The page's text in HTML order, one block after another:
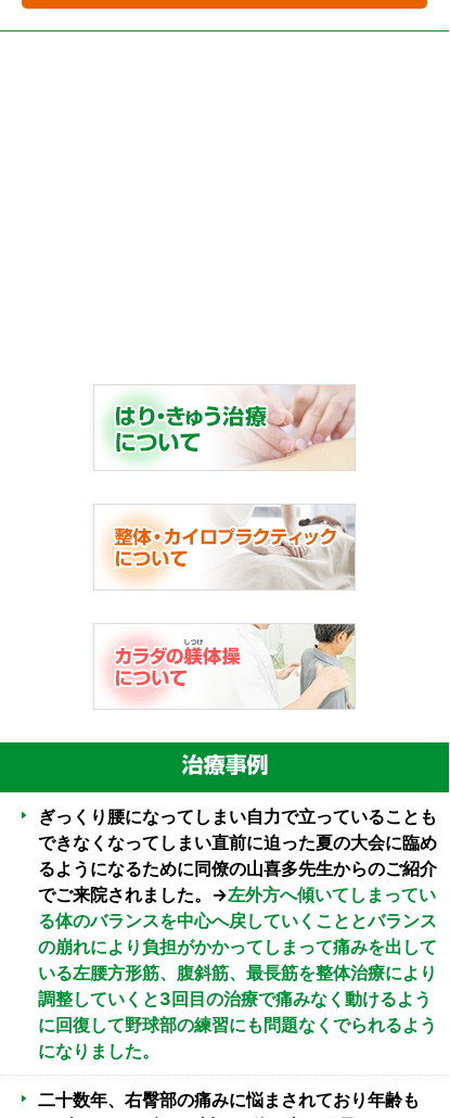
ぎっくり腰になってしまい自力で立っていることも
できなくなってしまい直前に迫った夏の大会に臨め
るようになるために同僚の山喜多先生からのご紹介
でご来院されました。→左外方へ傾いてしまってい
る体のバランスを中心へ戻していくこととバランス
の崩れにより負担がかかってしまって痛みを出して
いる左腰方形筋、腹斜筋、最長筋を整体治療により
調整していくと3回目の治療で痛みなく動けるよう
に回復して野球部の練習にも問題なくでられるよう
になりました。
二十数年、右臀部の痛みに悩まされており年齢も